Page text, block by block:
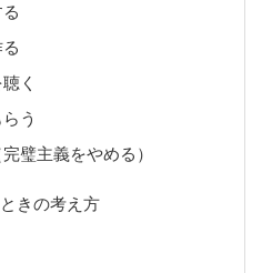
く
う
璧主義をやめる）
きの考え方